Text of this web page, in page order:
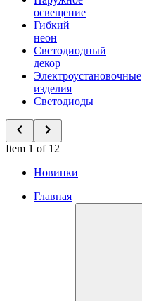
освещение
Гибкий
неон
Светодиодный
декор
Электроустановочные
изделия
Светодиоды
Item 1 of 12
Новинки
Главная